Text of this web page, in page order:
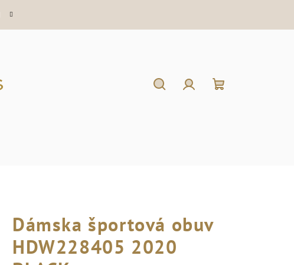
Dámska športová obuv
HDW228405 2020